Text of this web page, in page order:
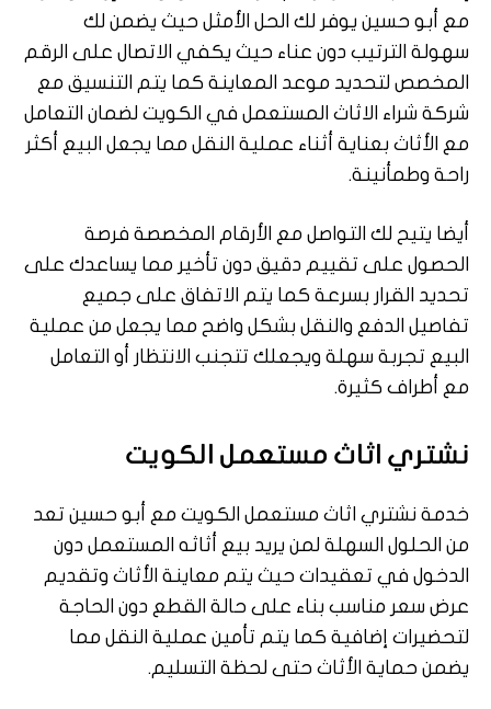
مع أبو حسين يوفر لك الحل الأمثل حيث يضمن لك
سهولة الترتيب دون عناء حيث يكفي الاتصال على الرقم
المخصص لتحديد موعد المعاينة كما يتم التنسيق مع
شركة شراء الاثاث المستعمل في الكويت لضمان التعامل
مع الأثاث بعناية أثناء عملية النقل مما يجعل البيع أكثر
راحة وطمأنينة.
أيضا يتيح لك التواصل مع الأرقام المخصصة فرصة
الحصول على تقييم دقيق دون تأخير مما يساعدك على
تحديد القرار بسرعة كما يتم الاتفاق على جميع
تفاصيل الدفع والنقل بشكل واضح مما يجعل من عملية
البيع تجربة سهلة ويجعلك تتجنب الانتظار أو التعامل
مع أطراف كثيرة.
نشتري اثاث مستعمل الكويت
خدمة نشتري اثاث مستعمل الكويت مع أبو حسين تعد
من الحلول السهلة لمن يريد بيع أثاثه المستعمل دون
الدخول في تعقيدات حيث يتم معاينة الأثاث وتقديم
عرض سعر مناسب بناء على حالة القطع دون الحاجة
لتحضيرات إضافية كما يتم تأمين عملية النقل مما
يضمن حماية الأثاث حتى لحظة التسليم.